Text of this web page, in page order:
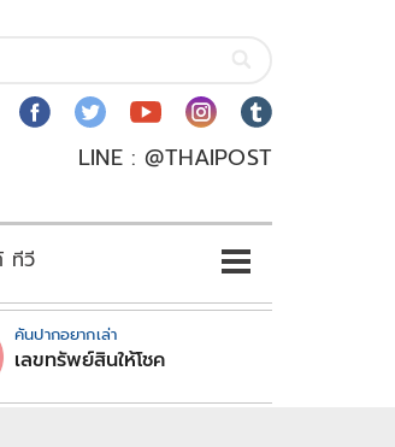
LINE : @THAIPOST
ทีวี
คันปากอยากเล่า
เลขทรัพย์สินให้โชค